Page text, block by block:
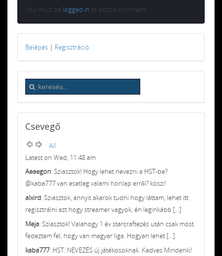
You must be logged in to post a comment.
Belépés | Regisztráció
Csevegő
All
Latest on Wed, 11:48 am
Aeaegon: Sziasztok! Hogy lehet nevezni a HST-be?
@kaba777 van esetleg valami honlap erről? köszi!
alxird: Sziasztok, annyit akarok tudni hogy láttam, lehet itt
regisztrálni azt hogy streamer vagyok, én leginkább [...]
Meja: Sziasztok! Valahogy 1 év starcraftezés után csak most
fedeztem fel, hogy van magyar liga. Hogyan lehet [...]
kaba777: HST: NEVEZÉS új játékosoknak. Kedves Mindenki!